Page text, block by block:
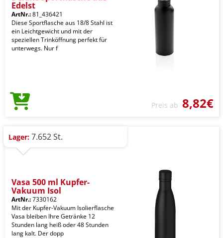
Edelst
ArtNr.:81_436421
Diese Sportflasche aus 18/8 Stahl ist
ein Leichtgewicht und mit der
speziellen Trinköffnung perfekt für
unterwegs. Nur f
Preis ab 8,82€
Lager: 7.652 St.
Vasa 500 ml Kupfer-
Vakuum Isol
ArtNr.:7330162
Mit der Kupfer-Vakuum Isolierflasche
Vasa bleiben Ihre Getränke 12
Stunden lang heiß oder 48 Stunden
lang kalt. Der dopp